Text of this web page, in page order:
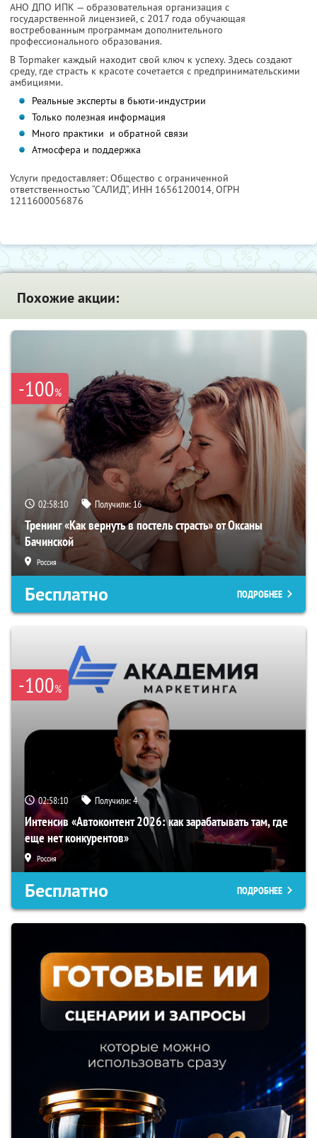
АНО ДПО ИПК — образовательная организация с
государственной лицензией, с 2017 года обучающая
востребованным программам дополнительного
профессионального образования.
В Topmaker каждый находит свой ключ к успеху. Здесь создают
среду, где страсть к красоте сочетается с предпринимательскими
амбициями.
Реальные эксперты в бьюти-индустрии
Только полезная информация
Много практики и обратной связи
Атмосфера и поддержка
Услуги предоставляет: Общество с ограниченной
ответственностью “САЛИД”, ИНН 1656120014, ОГРН
1211600056876
Похожие акции:
-100%
02:58:09 Получили:16
Тренинг «Как вернуть в постель страсть» от Оксаны
Бачинской
Россия
Бесплатно ПОДРОБНЕЕ
-100%
02:58:09 Получили:4
Интенсив «Автоконтент 2026: как зарабатывать там, где
еще нет конкурентов»
Россия
Бесплатно ПОДРОБНЕЕ